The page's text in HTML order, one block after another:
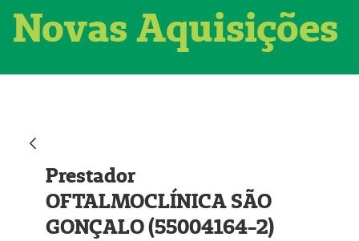
Novas Aquisições
Prestador
OFTALMOCLÍNICA SÃO
GONÇALO (55004164-2)